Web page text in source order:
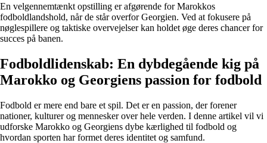
En velgennemtænkt opstilling er afgørende for Marokkos
fodboldlandshold, når de står overfor Georgien. Ved at fokusere på
nøglespillere og taktiske overvejelser kan holdet øge deres chancer for
succes på banen.
Fodboldlidenskab: En dybdegående kig på
Marokko og Georgiens passion for fodbold
Fodbold er mere end bare et spil. Det er en passion, der forener
nationer, kulturer og mennesker over hele verden. I denne artikel vil vi
udforske Marokko og Georgiens dybe kærlighed til fodbold og
hvordan sporten har formet deres identitet og samfund.